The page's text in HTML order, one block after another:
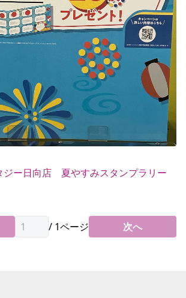
ジー日向店 夏やすみスタンプラリー
/ 1ページ 次へ